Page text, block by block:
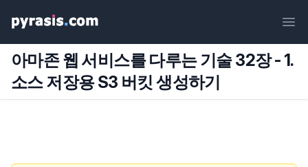
아마존 웹 서비스를 다루는 기술 32장 - 1.
소스 저장용 S3 버킷 생성하기